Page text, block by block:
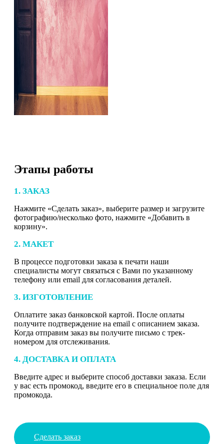
Этапы работы
1. ЗАКАЗ
Нажмите «Сделать заказ», выберите размер и загрузите
фотографию/несколько фото, нажмите «Добавить в
корзину».
2. МАКЕТ
В процессе подготовки заказа к печати наши
специалисты могут связаться с Вами по указанному
телефону или email для согласования деталей.
3. ИЗГОТОВЛЕНИЕ
Оплатите заказ банковской картой. После оплаты
получите подтверждение на email с описанием заказа.
Когда отправим заказ вы получите письмо с трек-
номером для отслеживания.
4. ДОСТАВКА И ОПЛАТА
Введите адрес и выберите способ доставки заказа. Если
у вас есть промокод, введите его в специальное поле для
промокода.
Сделать заказ